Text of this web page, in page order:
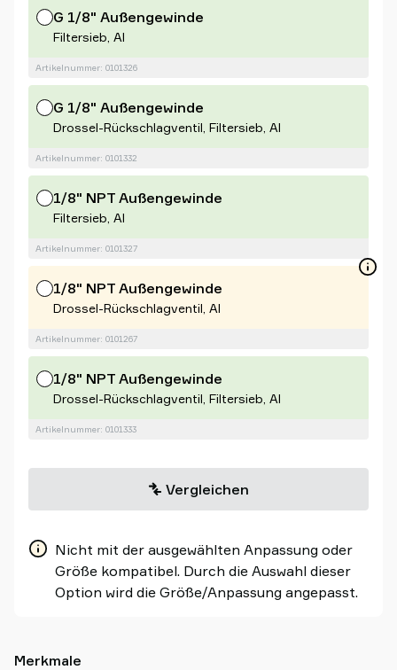
G 1/8" Außengewinde
Filtersieb, Al
Artikelnummer: 0101326
G 1/8" Außengewinde
Drossel-Rückschlagventil, Filtersieb, Al
Artikelnummer: 0101332
1/8" NPT Außengewinde
Filtersieb, Al
Artikelnummer: 0101327
1/8" NPT Außengewinde
Drossel-Rückschlagventil, Al
Artikelnummer: 0101267
1/8" NPT Außengewinde
Drossel-Rückschlagventil, Filtersieb, Al
Artikelnummer: 0101333
Vergleichen
Nicht mit der ausgewählten Anpassung oder
Größe kompatibel. Durch die Auswahl dieser
Option wird die Größe/Anpassung angepasst.
Merkmale